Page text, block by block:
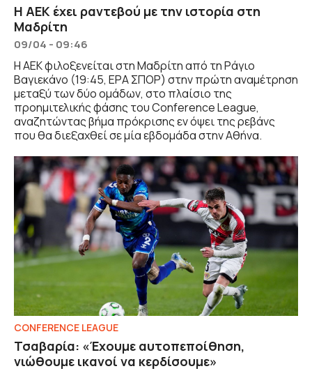
Η ΑΕΚ έχει ραντεβού με την ιστορία στη
Μαδρίτη
09/04 - 09:46
Η ΑΕΚ φιλοξενείται στη Μαδρίτη από τη Ράγιο
Βαγιεκάνο (19:45, ΕΡΑ ΣΠΟΡ) στην πρώτη αναμέτρηση
μεταξύ των δύο ομάδων, στο πλαίσιο της
προημιτελικής φάσης του Conference League,
αναζητώντας βήμα πρόκρισης εν όψει της ρεβάνς
που θα διεξαχθεί σε μία εβδομάδα στην Αθήνα.
CONFERENCE LEAGUE
Τσαβαρία: «Έχουμε αυτοπεποίθηση,
νιώθουμε ικανοί να κερδίσουμε»